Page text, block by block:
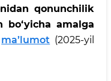
qonunchilik
bo‘yicha amalga
ma’lumot (2025-yil